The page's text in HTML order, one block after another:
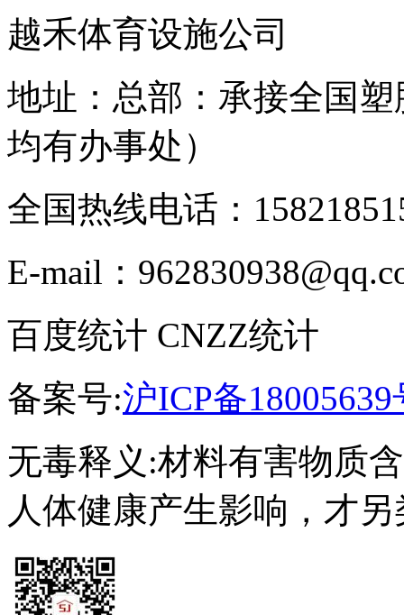
越禾体育设施公司
地址：总部：承接全国
均有办事处）
全国热线电话：
E-mail：
百度统计 CNZZ统计
备案号:沪ICP备18005639
无毒释义:材料有害物质
人体健康产生影响，才